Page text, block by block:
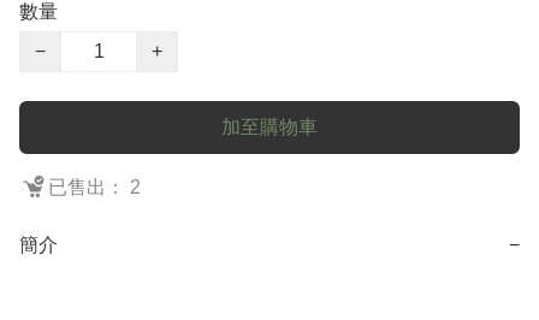
數量
−
+
加至購物車
已售出： 2
簡介 −